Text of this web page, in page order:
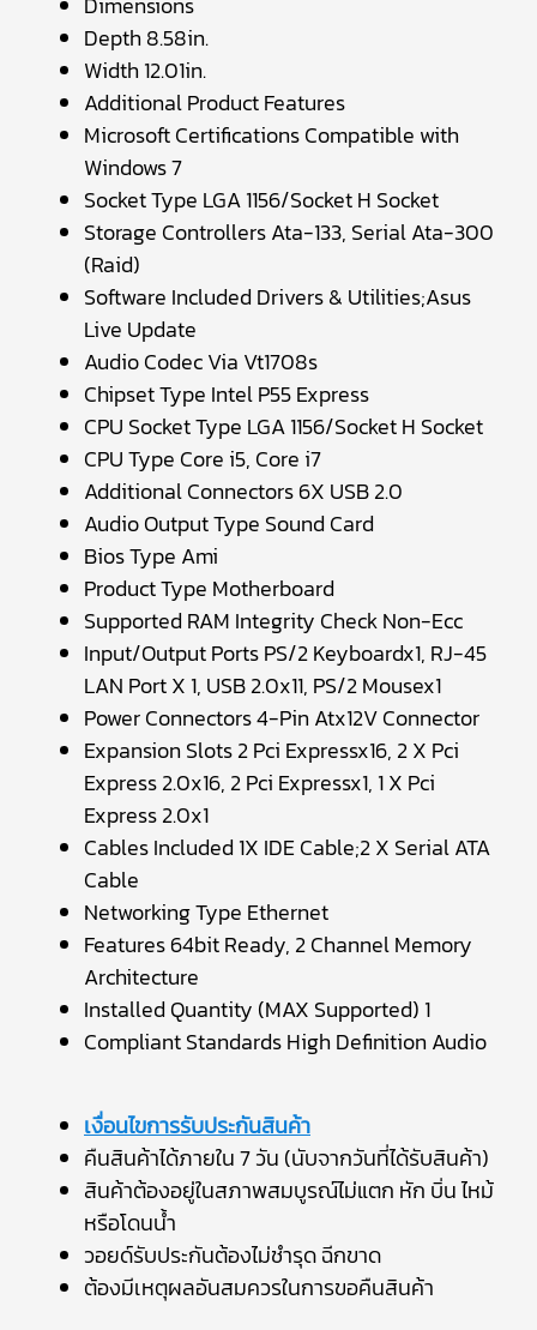
Depth 8.58in.
Width 12.01in.
Additional Product Features
Microsoft Certifications Compatible with
Windows 7
Socket Type LGA 1156/Socket H Socket
Storage Controllers Ata-133, Serial Ata-300
(Raid)
Software Included Drivers & Utilities;Asus
Live Update
Audio Codec Via Vt1708s
Chipset Type Intel P55 Express
CPU Socket Type LGA 1156/Socket H Socket
CPU Type Core i5, Core i7
Additional Connectors 6X USB 2.0
Audio Output Type Sound Card
Bios Type Ami
Product Type Motherboard
Supported RAM Integrity Check Non-Ecc
Input/Output Ports PS/2 Keyboardx1, RJ-45
LAN Port X 1, USB 2.0x11, PS/2 Mousex1
Power Connectors 4-Pin Atx12V Connector
Expansion Slots 2 Pci Expressx16, 2 X Pci
Express 2.0x16, 2 Pci Expressx1, 1 X Pci
Express 2.0x1
Cables Included 1X IDE Cable;2 X Serial ATA
Cable
Networking Type Ethernet
Features 64bit Ready, 2 Channel Memory
Architecture
Installed Quantity (MAX Supported) 1
Compliant Standards High Definition Audio
เงื่อนไขการรับประกันสินค้า
คืนสินค้าได้ภายใน 7 วัน (นับจากวันที่ได้รับสินค้า)
สินค้าต้องอยู่ในสภาพสมบูรณ์ไม่แตก หัก บิ่น ไหม้
หรือโดนน้ำ
วอยด์รับประกันต้องไม่ชำรุด ฉีกขาด
ต้องมีเหตุผลอันสมควรในการขอคืนสินค้า